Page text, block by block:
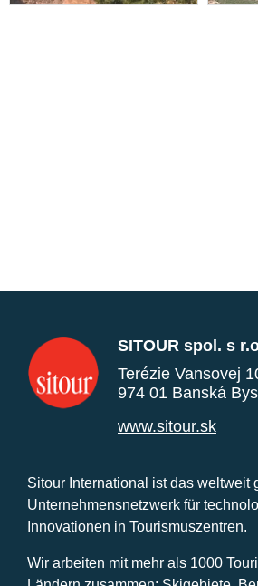
SITOUR spol. s
Terézie Vansovej
974 01 Banská
www.sitour.sk
Sitour International ist das weltweit
Unternehmensnetzwerk für
Innovationen in Tourismuszentren.
Wir arbeiten mit mehr als 1000